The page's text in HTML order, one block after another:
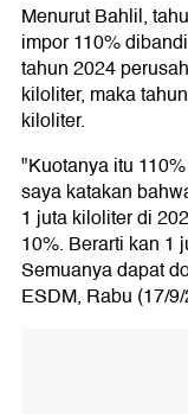
Menurut Bahlil,
impor 110%
tahun 2024
kiloliter, maka
kiloliter.
"Kuotanya itu
saya katakan
1 juta kiloliter di
10%. Berarti kan 1
Semuanya dapat
ESDM, Rabu (17/